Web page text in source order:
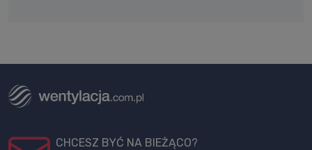
CHCESZ BYĆ NA BIEŻĄCO?